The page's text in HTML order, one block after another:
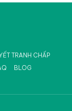
TRANH CHẤP
BLOG